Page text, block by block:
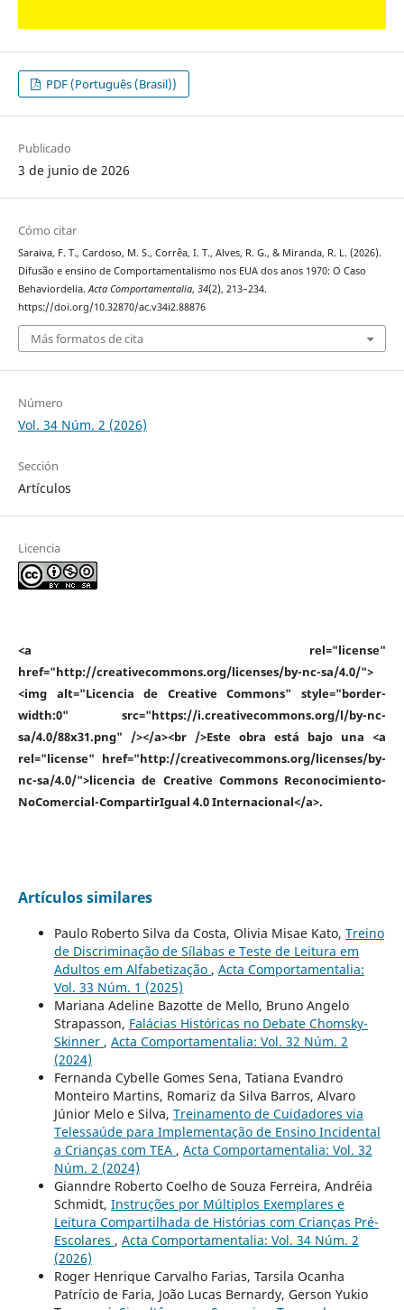
PDF (Português (Brasil))
Publicado
3 de junio de 2026
Cómo citar
Saraiva, F. T., Cardoso, M. S., Corrêa, I. T., Alves, R. G., & Miranda, R. L. (2026).
Difusão e ensino de Comportamentalismo nos EUA dos anos 1970: O Caso
Behaviordelia.Acta Comportamentalia, 34(2), 213–234.
https://doi.org/10.32870/ac.v34i2.88876
Más formatos de cita
Número
Vol. 34 Núm. 2 (2026)
Sección
Artículos
Licencia
<a rel="license"
href="http://creativecommons.org/licenses/by-nc-sa/4.0/">
<img alt="Licencia de Creative Commons" style="border-
width:0" src="https://i.creativecommons.org/l/by-nc-
sa/4.0/88x31.png" /></a><br />Este obra está bajo una <a
rel="license" href="http://creativecommons.org/licenses/by-
nc-sa/4.0/">licencia de Creative Commons Reconocimiento-
NoComercial-CompartirIgual 4.0 Internacional</a>.
Artículos similares
Paulo Roberto Silva da Costa, Olivia Misae Kato, Treino
de Discriminação de Sílabas e Teste de Leitura em
Adultos em Alfabetização , Acta Comportamentalia:
Vol. 33 Núm. 1 (2025)
Mariana Adeline Bazotte de Mello, Bruno Angelo
Strapasson, Falácias Históricas no Debate Chomsky-
Skinner , Acta Comportamentalia: Vol. 32 Núm. 2
(2024)
Fernanda Cybelle Gomes Sena, Tatiana Evandro
Monteiro Martins, Romariz da Silva Barros, Alvaro
Júnior Melo e Silva, Treinamento de Cuidadores via
Telessaúde para Implementação de Ensino Incidental
a Crianças com TEA , Acta Comportamentalia: Vol. 32
Núm. 2 (2024)
Gianndre Roberto Coelho de Souza Ferreira, Andréia
Schmidt, Instruções por Múltiplos Exemplares e
Leitura Compartilhada de Histórias com Crianças Pré-
Escolares , Acta Comportamentalia: Vol. 34 Núm. 2
(2026)
Roger Henrique Carvalho Farias, Tarsila Ocanha
Patrício de Faria, João Lucas Bernardy, Gerson Yukio